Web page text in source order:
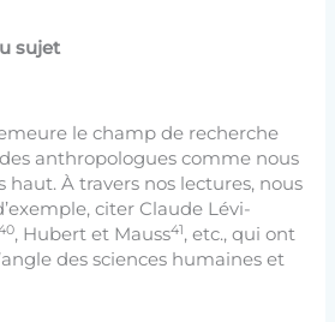
sujet
le champ de recherche
anthropologues comme nous
haut. À travers nos lectures, nous
citer Claude Lévi-
, Hubert et Mauss41, etc., qui ont
des sciences humaines et